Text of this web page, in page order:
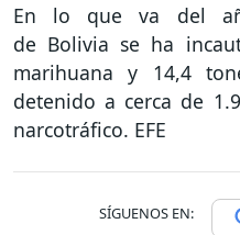
En lo que va del
de Bolivia se ha
marihuana y 14,4
detenido a cerca de
narcotráfico. EFE
SÍGUENOS EN: